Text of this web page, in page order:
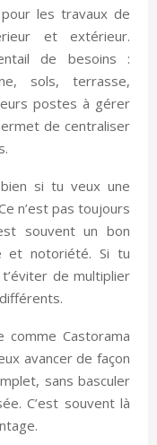
les travaux de
et extérieur.
de besoins :
sols, terrasse,
postes à gérer
de centraliser
si tu veux une
n’est pas toujours
souvent un bon
et notoriété. Si tu
de multiplier
comme Castorama
avancer de façon
sans basculer
C’est souvent là